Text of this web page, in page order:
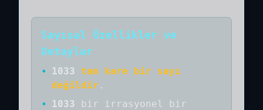
Sayısal Özellikler ve
Detaylar
• 1033
tam kare bir sayı
değildir .
•
1033 bir
irrasyonel bir